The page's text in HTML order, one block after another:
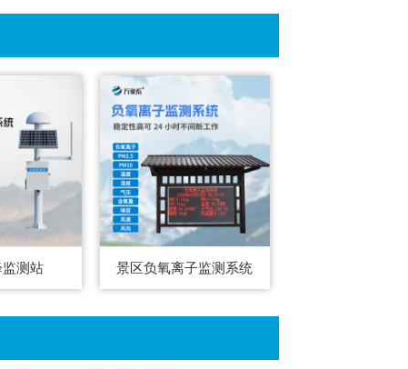
测站 景区负氧离子监测系统